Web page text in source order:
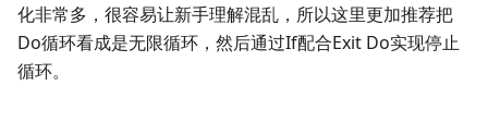
化非常多，很容易让新手理解混乱，所以这里更加推荐把
Do循环看成是无限循环，然后通过If配合Exit Do实现停止
循环。